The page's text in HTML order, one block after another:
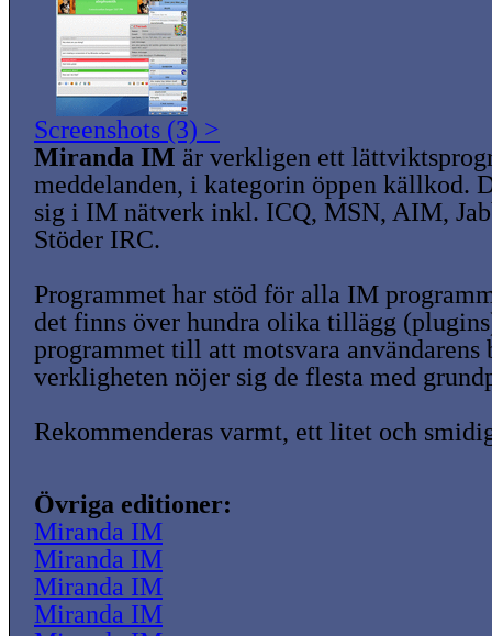
Screenshots (3) >
Miranda IM är verkligen ett
meddelanden, i kategorin öppen källkod.
sig i IM nätverk inkl. ICQ, MSN, AIM,
Stöder IRC.
Programmet har stöd för alla IM
det finns över hundra olika tillägg
programmet till att motsvara användarens
verkligheten nöjer sig de flesta med
Rekommenderas varmt, ett litet och
Övriga editioner:
Miranda IM
Miranda IM
Miranda IM
Miranda IM